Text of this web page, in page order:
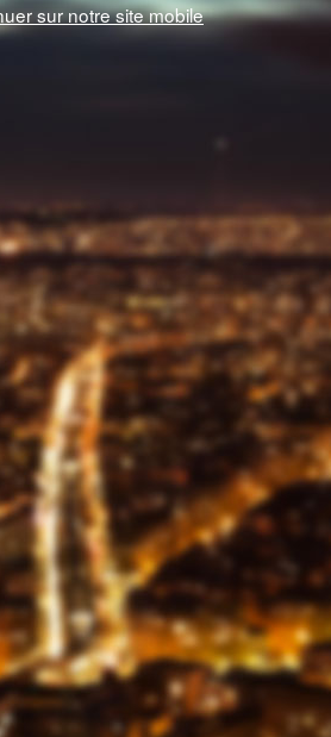
sur notre site mobile